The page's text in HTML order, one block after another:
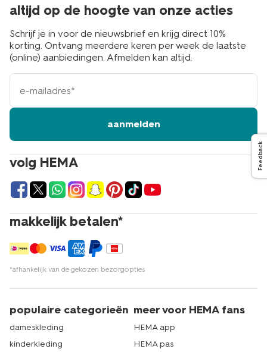
volg HEMA
makkelijk betalen*
*afhankelijk van de gekozen bezorgopties
altijd op de hoogte van onze acties
Schrijf je in voor de nieuwsbrief en krijg direct 10%
korting. Ontvang meerdere keren per week de laatste
(online) aanbiedingen. Afmelden kan altijd.
e-
mailadres
aanmelden
populaire categorieën
dameskleding
kinderkleding
meer voor HEMA fans
HEMA app
HEMA pas
Feedback